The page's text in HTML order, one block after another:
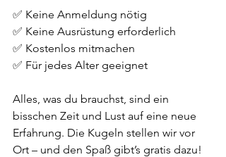
✅ Keine Anmeldung nötig
✅ Keine Ausrüstung erforderlich
✅ Kostenlos mitmachen
✅ Für jedes Alter geeignet
Alles, was du brauchst, sind ein
bisschen Zeit und Lust auf eine neue
Erfahrung. Die Kugeln stellen wir vor
Ort – und den Spaß gibt’s gratis dazu!